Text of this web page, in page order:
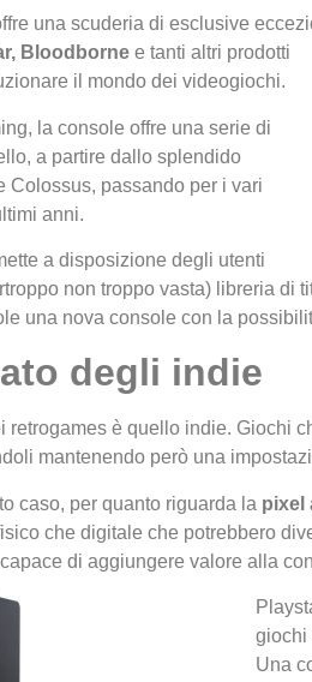
una scuderia di esclusive
Bloodborne e tanti altri prodotti
il mondo dei videogiochi.
la console offre una serie di
a partire dallo splendido
Colossus, passando per i vari
anni.
a disposizione degli utenti
non troppo vasta) libreria di
una nova console con la
degli indie
retrogames è quello indie. Giochi
mantenendo però una
caso, per quanto riguarda la pixel
che digitale che potrebbero
di aggiungere valore alla
giochi
Una